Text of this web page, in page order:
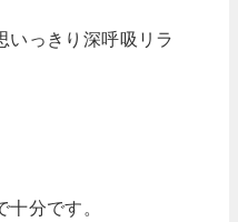
いっきり深呼吸リラ
分です。